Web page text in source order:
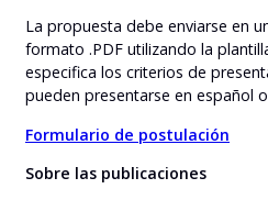
La propuesta debe enviarse en
formato .PDF utilizando la
especifica los criterios de
pueden presentarse en español
Formulario de postulación
Sobre las publicaciones